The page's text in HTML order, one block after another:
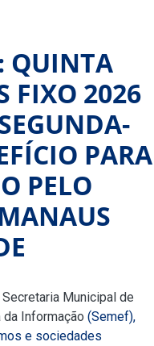
QUINTA
FIXO 2026
PARA
PELO
Secretaria Municipal de
da Informação (Semef),
e sociedades